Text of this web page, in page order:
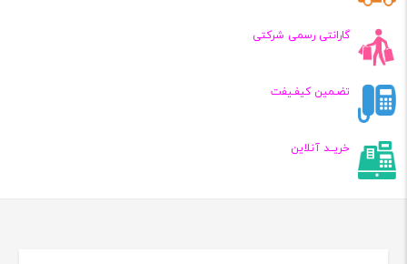
گارانتی رسمی شرکتی
تضـمین کیفـیفت
خریــد آنلاین